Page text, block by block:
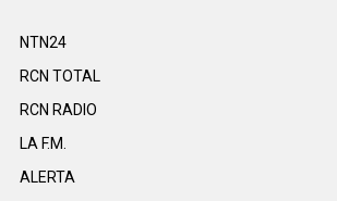
NTN24
RCN TOTAL
RCN RADIO
LA F.M.
ALERTA